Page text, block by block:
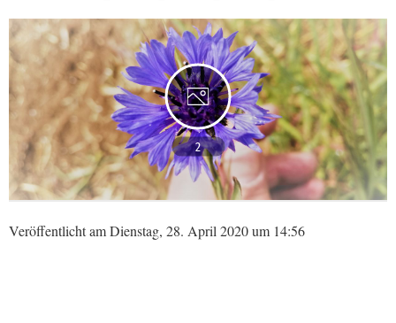
2
Veröffentlicht am Dienstag, 28. April 2020 um 14:56